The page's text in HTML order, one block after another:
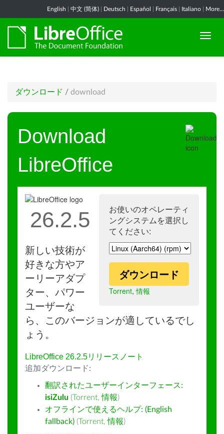
English 中文 (简体) Deutsch Español Français Italiano More...
ダウンロード / download
Download
LibreOffice
お使いのオペレーティ
ングシステムを選択し
てください:
ダウンロード
Torrent,情報
26.2.5
新しい技術が
好きな方やア
ーリーアダプ
ター、パワー
ユーザーな
ら、このバージョンが適しているでし
ょう。
LibreOffice 26.2.5リリースノート
追加ダウンロード:
翻訳されたユーザーインターフェース:
isiZulu (Torrent,情報)
オフラインで使えるヘルプ: (English
fallback) (Torrent,情報)